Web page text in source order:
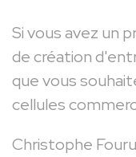
Si vous avez un
de création
que vous
cellules
Christophe